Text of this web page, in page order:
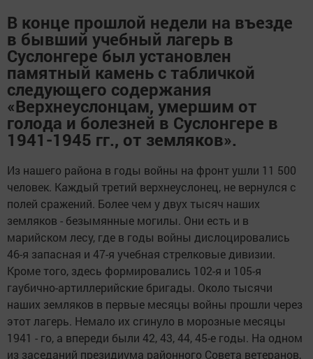
В конце прошлой недели на въезде
в бывший учебный лагерь в
Суслонгере был установлен
памятный камень с табличкой
следующего содержания
«Верхнеуслонцам, умершим от
голода и болезней в Суслонгере в
1941-1945 гг., от земляков».
Из нашего района в годы войны на фронт ушли 11 500
человек. Каждый третий верхнеуслонец, не вернулся с
полей сражений. Более чем у двух тысяч наших
земляков - безымянные могилы. Они есть и в
марийском лесу, где в годы войны дислоцировались
46-я запасная и 47-я учебная стрелковые дивизии.
Кроме того, здесь формировались 102-я и 105-я
гаубично-артиллерийские бригады. Около тысячи
наших земляков в первые месяцы войны прошли через
этот лагерь. Немало их сгинуло в морозные месяцы
1941 - го, а впереди были 42, 43, 44, 45-е годы. На одном
из заседаний президиума районного Совета ветеранов,